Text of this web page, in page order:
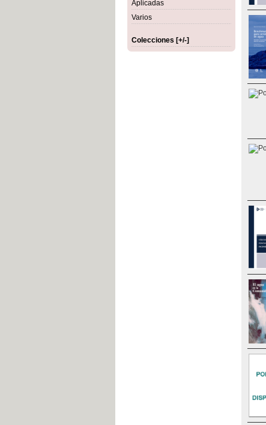
Aplicadas
Varios
Colecciones [+/-]